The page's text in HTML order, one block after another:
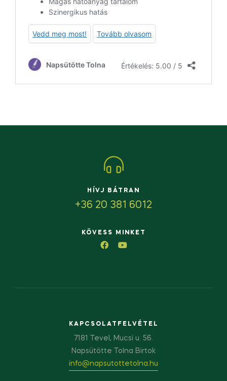
HÍVJ BÁTRAN
+36 20 381 6012
KÖVESS MINKET
KAPCSOLATFELVÉTEL
7181 Tevel, Mucsi u. 56.
Napsütötte Tolna Birtok
info@napsutottetolna.hu